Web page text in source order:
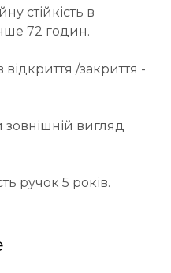
стійкість в
72 годин.
відкриття /закриття -
зовнішній вигляд
ручок 5 років.